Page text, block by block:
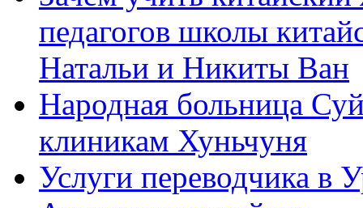
педагогов школы
Натальи и Никиты Ван
Народная больница
клиникам Хуньчуня
Услуги переводчика в